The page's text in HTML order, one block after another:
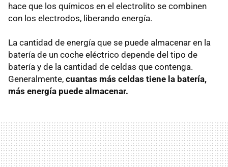
hace que los químicos en el electrolito se combinen
con los electrodos, liberando energía.
La cantidad de energía que se puede almacenar en la
batería de un coche eléctrico depende del tipo de
batería y de la cantidad de celdas que contenga.
Generalmente, cuantas más celdas tiene la batería,
más energía puede almacenar.